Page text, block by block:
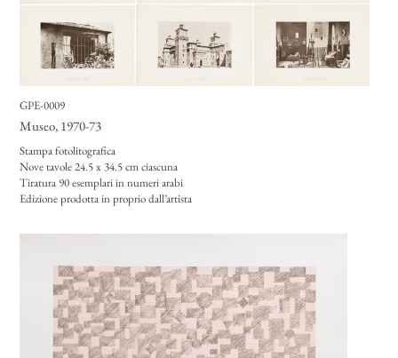
GPE-0009
Museo, 1970-73
Stampa fotolitografica
Nove tavole 24.5 x 34.5 cm ciascuna
Tiratura 90 esemplari in numeri arabi
Edizione prodotta in proprio dall’artista